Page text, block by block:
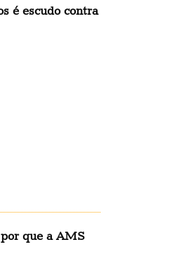
é escudo contra
que a AMS